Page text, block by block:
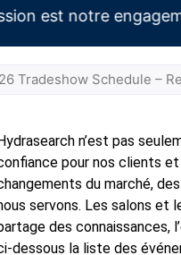
Votre mission est
Tradeshow Schedule –
n’est pas
pour nos clients
du marché,
servons. Les salons et
des connaissances,
dessous la liste des